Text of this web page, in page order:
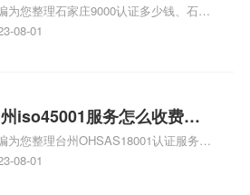
9000认证的公司
为您整理石家庄9000认证多少钱、石家
认证价格多少钱、石家庄9000认证
08-01
iso45001服务怎么收费，
iso45001认证服务怎么收
为您整理台州OHSAS18001认证服务中
家收费便宜、台州ISO9000认证，哪个
08-01